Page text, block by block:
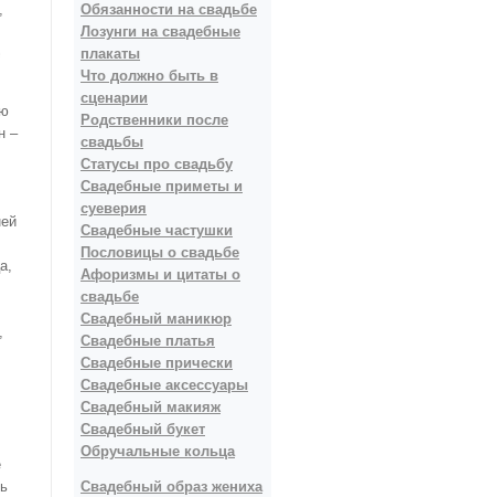
–
Обязанности на свадьбе
Лозунги на свадебные
плакаты
Что должно быть в
сценарии
Родственники после
свадьбы
Статусы про свадьбу
Свадебные приметы и
суеверия
Свадебные частушки
Пословицы о свадьбе
Афоризмы и цитаты о
свадьбе
Свадебный маникюр
Свадебные платья
Свадебные прически
Свадебные аксессуары
Свадебный макияж
Свадебный букет
Обручальные кольца
Свадебный образ жениха